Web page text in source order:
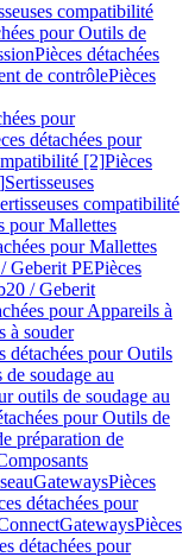
compatibilité
pour Outils de
Pièces détachées
de contrôlePièces
pour
détachées pour
[2]Pièces
Sertisseuses
compatibilité
pour Mallettes
pour Mallettes
Geberit PEPièces
/ Geberit
pour Appareils à
à souder
détachées pour Outils
soudage au
outils de soudage au
pour Outils de
préparation de
GatewaysPièces
détachées pour
GatewaysPièces
détachées pour